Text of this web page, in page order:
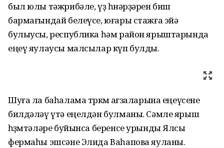
был юлы тәжрибәле, үҙ һөнәрҙәрен биш
бармағындай белеүсе, юғары стажға эйә
булыусы, республика һәм район ярыштарында
еңеү яулаусы малсылар күп булды.
Шуға ла баһалама төркөмө ағзаларына еңеүсене
билдәләү үтә еңелдән булманы. Сәмле ярыш
һөҙөмтәләре буйынса беренсе урынды Ялсы
фермаһы эшсәне Элида Ваһапова яуланы.